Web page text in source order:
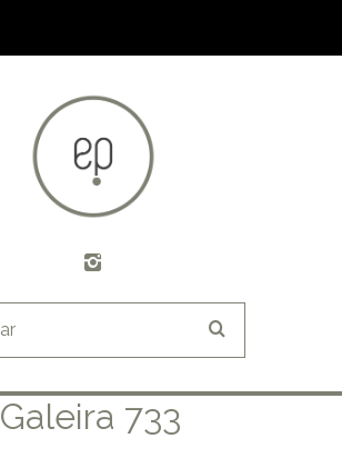
Galeira 733